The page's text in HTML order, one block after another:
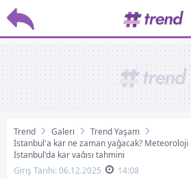
Trend Galeri
Trend Yaşam
İstanbul'a kar ne zaman yağacak? Meteoroloji
İstanbul'da kar yağışı tahmini
Giriş Tarihi: 06.12.2025
14:08